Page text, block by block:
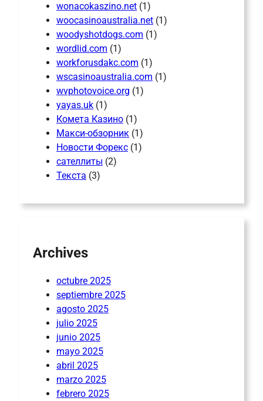
wonacokaszino.net (1)
woocasinoaustralia.net (1)
woodyshotdogs.com (1)
wordlid.com (1)
workforusdakc.com (1)
wscasinoaustralia.com (1)
wvphotovoice.org (1)
yayas.uk (1)
Комета Казино (1)
Макси-обзорник (1)
Новости Форекс (1)
сателлиты (2)
Текста (3)
Archives
octubre 2025
septiembre 2025
agosto 2025
julio 2025
junio 2025
mayo 2025
abril 2025
marzo 2025
febrero 2025